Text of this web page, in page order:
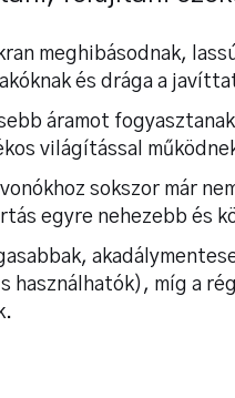
meghibásodnak,
és drága a
áramot
világítással
sokszor már
egyre nehezebb és
használhatók), míg a